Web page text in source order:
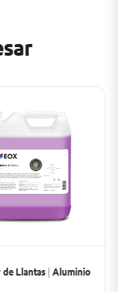
Llantas | Aluminio